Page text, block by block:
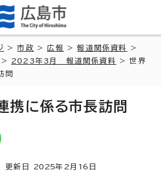
>市政 >広報 >報道関係資料
>
> 2023年3月 報道関係資料
> 世界
問
携に係る市長訪問
新日 2025年2月 16 日